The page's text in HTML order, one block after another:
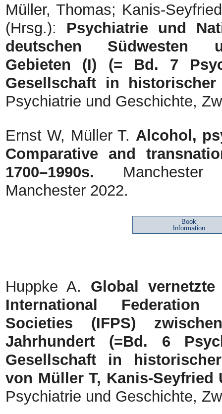
Müller, Thomas; Kanis-
(Hrsg.): Psychiatrie und
deutschen Südwesten
Gebieten (I) (= Bd. 7
Gesellschaft in historischer
Psychiatrie und Geschichte,
Ernst W, Müller T. Alcohol,
Comparative and
1700–1990s. Manchester
Manchester 2022.
Book
Information
Huppke A. Global
International Federation
Societies (IFPS)
Jahrhundert (=Bd. 6
Gesellschaft in
von Müller T, Kanis-Seyfried
Psychiatrie und Geschichte,